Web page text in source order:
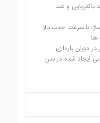
و ضد
با سرعت جذب بالا
دوران بارداری
ایجاد شده در بدن